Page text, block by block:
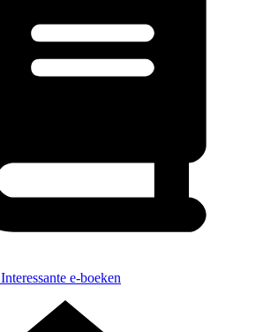
Interessante e-boeken